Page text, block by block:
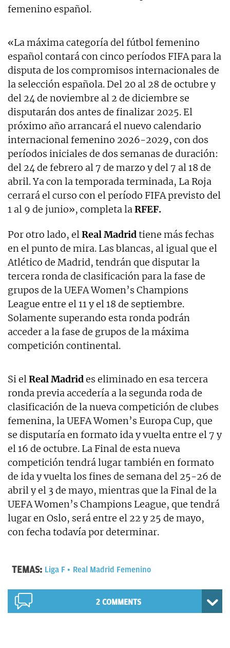
femenino español.
«La máxima categoría del fútbol femenino
español contará con cinco períodos FIFA para la
disputa de los compromisos internacionales de
la selección española. Del 20 al 28 de octubre y
del 24 de noviembre al 2 de diciembre se
disputarán dos antes de finalizar 2025. El
próximo año arrancará el nuevo calendario
internacional femenino 2026-2029, con dos
períodos iniciales de dos semanas de duración:
del 24 de febrero al 7 de marzo y del 7 al 18 de
abril. Ya con la temporada terminada, La Roja
cerrará el curso con el período FIFA previsto del
1 al 9 de junio», completa laRFEF.
Por otro lado, elReal Madridtiene más fechas
en el punto de mira. Las blancas, al igual que el
Atlético de Madrid, tendrán que disputar la
tercera ronda de clasificación para la fase de
grupos de la UEFA Women’s Champions
League entre el 11 y el 18 de septiembre.
Solamente superando esta ronda podrán
acceder a la fase de grupos de la máxima
competición continental.
Si elReal Madrides eliminado en esa tercera
ronda previa accedería a la segunda roda de
clasificación de la nueva competición de clubes
femenina, la UEFA Women’s Europa Cup, que
se disputaría en formato ida y vuelta entre el 7 y
el 16 de octubre. La Final de esta nueva
competición tendrá lugar también en formato
de ida y vuelta los fines de semana del 25-26 de
abril y el 3 de mayo, mientras que la Final de la
UEFA Women’s Champions League, que tendrá
lugar en Oslo, será entre el 22 y 25 de mayo,
con fecha todavía por determinar.
TEMAS: Liga F Real Madrid Femenino
2 COMMENTS